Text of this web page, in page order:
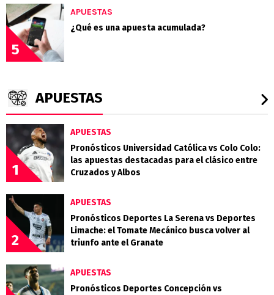
5
APUESTAS
¿Qué es una apuesta acumulada?
APUESTAS
1
APUESTAS
Pronósticos Universidad Católica vs Colo Colo:
las apuestas destacadas para el clásico entre
Cruzados y Albos
2
APUESTAS
Pronósticos Deportes La Serena vs Deportes
Limache: el Tomate Mecánico busca volver al
triunfo ante el Granate
APUESTAS
Pronósticos Deportes Concepción vs